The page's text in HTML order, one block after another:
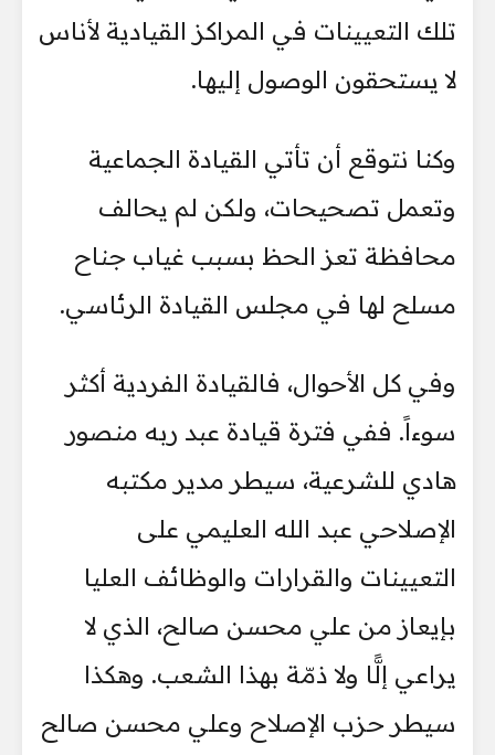
تلك التعيينات في المراكز القيادية لأناس
لا يستحقون الوصول إليها.
وكنا نتوقع أن تأتي القيادة الجماعية
وتعمل تصحيحات، ولكن لم يحالف
محافظة تعز الحظ بسبب غياب جناح
مسلح لها في مجلس القيادة الرئاسي.
وفي كل الأحوال، فالقيادة الفردية أكثر
سوءاً. ففي فترة قيادة عبد ربه منصور
هادي للشرعية، سيطر مدير مكتبه
الإصلاحي عبد الله العليمي على
التعيينات والقرارات والوظائف العليا
بإيعاز من علي محسن صالح، الذي لا
يراعي إلًّا ولا ذمّة بهذا الشعب. وهكذا
سيطر حزب الإصلاح وعلي محسن صالح